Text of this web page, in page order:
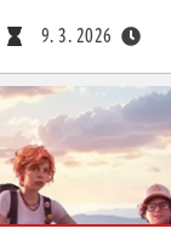
9. 3. 2026